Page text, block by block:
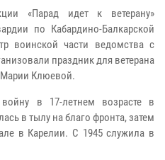
«Парад идет к ветерану»
по Кабардино-Балкарской
воинской части ведомства с
праздник для ветерана
Клюевой.
в 17-летнем возрасте в
в тылу на благо фронта, затем
в Карелии. С 1945 служила в